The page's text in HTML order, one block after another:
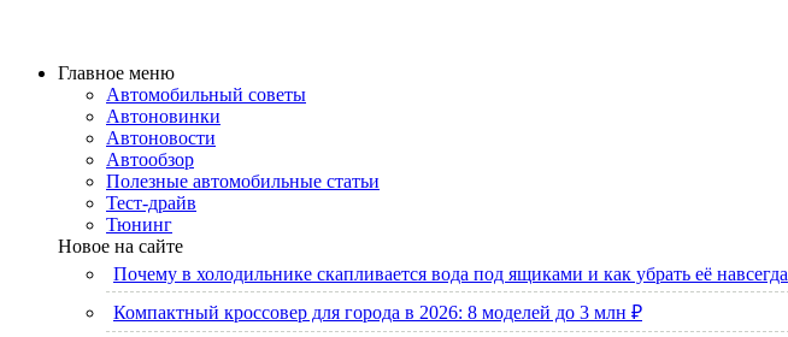
Главное меню
Автомобильный советы
Автоновинки
Автоновости
Автообзор
Полезные автомобильные статьи
Тест-драйв
Тюнинг
Новое на сайте
Почему в холодильнике скапливается вода под ящиками и как убрать её навсегда
Компактный кроссовер для города в 2026: 8 моделей до 3 млн ₽